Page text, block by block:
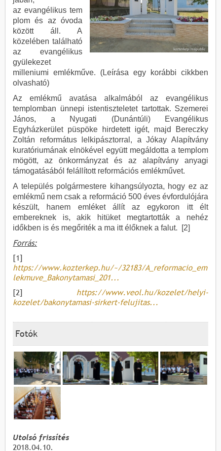
az evangélikus tem
plom és az óvoda
között áll. A
közelében található
az evangélikus
gyülekezet
milleniumi emlékműve. (Leírása egy korábbi cikkben
olvasható)
Az emlékmű avatása alkalmából az evangélikus
templomban ünnepi istentiszteletet tartottak. Szemerei
János, a Nyugati (Dunántúli) Evangélikus
Egyházkerület püspöke hirdetett igét, majd Bereczky
Zoltán református lelkipásztorral, a Jókay Alapítvány
kuratóriumának elnökével együtt megáldotta a templom
mögött, az önkormányzat és az alapítvány anyagi
támogatásából felállított reformációs emlékművet.
A település polgármestere kihangsúlyozta, hogy ez az
emlékmű nem csak a reformáció 500 éves évfordulójára
készült, hanem emléket állít az egykoron itt élt
embereknek is, akik hitüket megtartották a nehéz
időkben is és megőriték a ma itt élőknek a falut. [2]
Forrás:
[1]
https://www.kozterkep.hu/~/32183/A_reformacio_em
lekmuve_Bakonytamasi_201...
[2] https://www.veol.hu/kozelet/helyi-
kozelet/bakonytamasi-sirkert-felujitas...
Fotók
Utolsó frissítés
2018.04.10.